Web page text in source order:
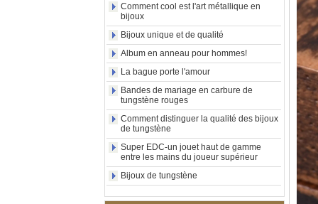
Bague en carbure de
tungstène plaqué or brossé
de 8 mm, lion gravé au laser,
motif de mythe de pilier et de
griffon, alliance pour
hommes, gravure laser
intérieure personnalisée,
approvisionnement en vrac
OEM ODM, vente en gros
d'usine
Bague en carbure de
tungstène galvanisé noir de
8 mm, bague de mariage
pour hommes en fibre de
carbone dorée et incrustation
Comment cool est l'art métallique en
bijoux
Bijoux unique et de qualité
Album en anneau pour hommes!
La bague porte l'amour
Bandes de mariage en carbure de
tungstène rouges
Comment distinguer la qualité des bijoux
de tungstène
Super EDC-un jouet haut de gamme
entre les mains du joueur supérieur
Bijoux de tungstène